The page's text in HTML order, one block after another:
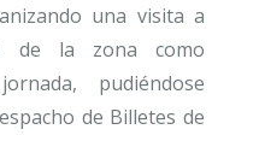
una visita a
de la zona como
pudiéndose
de Billetes de